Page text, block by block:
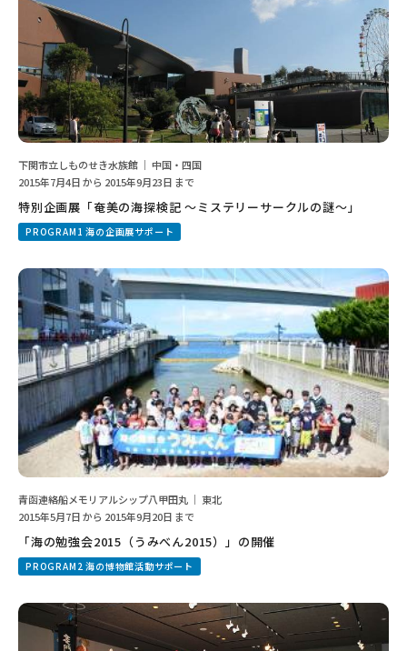
下関市立しものせき水族館 ｜ 中国・四国
2015年7月4日 から 2015年9月23日 まで
特別企画展「奄美の海探検記 ～ミステリーサークルの謎〜」
PROGRAM1 海の企画展サポート
青函連絡船メモリアルシップ八甲田丸 ｜ 東北
2015年5月7日 から 2015年9月20日 まで
「海の勉強会2015（うみべん2015）」の開催
PROGRAM2 海の博物館活動サポート